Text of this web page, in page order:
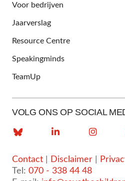
Voor bedrijven
Jaarverslag
Resource Centre
Speakingminds
TeamUp
VOLG ONS OP SOCIAL
Contact Disclaimer
Tel: 070 - 338 44 48